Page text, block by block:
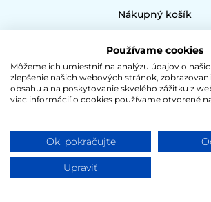
Nákupný košík
PREDAJ ALKOHOLICKÝCH
© XEPAP, spol. s r.o., All rights
Používame cookies
Môžeme ich umiestniť na analýzu údajov o
zlepšenie našich webových stránok,
obsahu a na poskytovanie skvelého zážitku z
viac informácií o cookies používame otvorené
Ok, pokračujte
Upraviť